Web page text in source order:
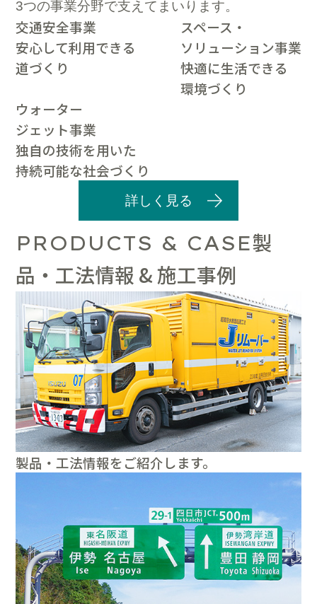
3つの事業分野で支えてまいります。
交通安全事業
安心して利用できる
道づくり
スペース・
ソリューション事業
快適に生活できる
環境づくり
ウォーター
ジェット事業
独自の技術を用いた
持続可能な社会づくり
詳しく見る
PRODUCTS & CASE製
品・工法情報 & 施工事例
製品・工法情報をご紹介します。